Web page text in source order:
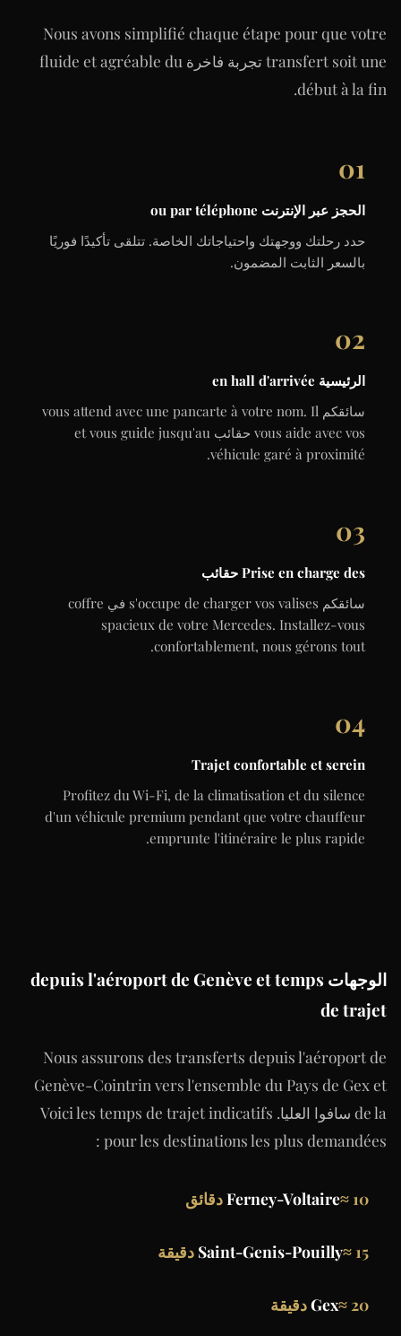
Nous avons simplifié chaque étape pour que votre
transfert soit une تجربة فاخرة fluide et agréable du
début à la fin.
01
الحجز عبر الإنترنت ou par téléphone
حدد رحلتك ووجهتك واحتياجاتك الخاصة. تتلقى تأكيدًا فوريًا
بالسعر الثابت المضمون.
02
الرئيسية en hall d'arrivée
سائقكم vous attend avec une pancarte à votre nom. Il
vous aide avec vos حقائب et vous guide jusqu'au
véhicule garé à proximité.
03
Prise en charge des حقائب
سائقكم s'occupe de charger vos valises في coffre
spacieux de votre Mercedes. Installez-vous
confortablement, nous gérons tout.
04
Trajet confortable et serein
Profitez du Wi-Fi, de la climatisation et du silence
d'un véhicule premium pendant que votre chauffeur
emprunte l'itinéraire le plus rapide.
الوجهات depuis l'aéroport de Genève et temps
de trajet
Nous assurons des transferts depuis l'aéroport de
Genève-Cointrin vers l'ensemble du Pays de Gex et
de la سافوا العليا. Voici les temps de trajet indicatifs
pour les destinations les plus demandées :
Ferney-Voltaire≈ 10 دقائق
Saint-Genis-Pouilly≈ 15 دقيقة
Gex≈ 20 دقيقة